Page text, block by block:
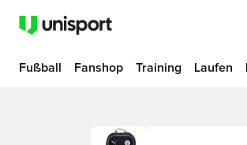
Fußball Fanshop Training Laufen